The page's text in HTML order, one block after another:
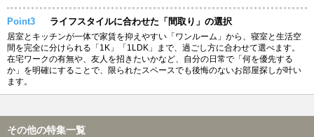
Point3 ライフスタイルに合わせた「間取り」の選択
居室とキッチンが一体で家賃を抑えやすい「ワンルーム」から、寝室と生活空
間を完全に分けられる「1K」「1LDK」まで、過ごし方に合わせて選べます。
在宅ワークの有無や、友人を招きたいかなど、自分の日常で「何を優先する
か」を明確にすることで、限られたスペースでも後悔のないお部屋探しが叶い
ます。
その他の特集一覧